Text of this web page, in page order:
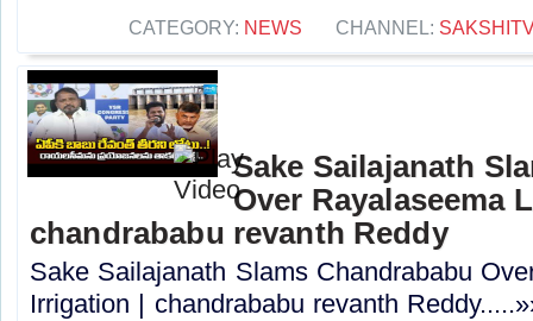
CATEGORY: NEWS CHANNEL:
Sake Sailajanath
Over Rayalaseema
chandrababu revanth Reddy
Sake Sailajanath Slams Chandrababu
Irrigation | chandrababu revanth